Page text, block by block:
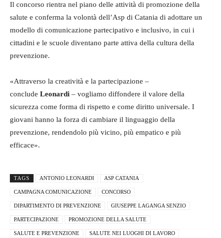
Il concorso rientra nel piano delle attività di promozione della
salute e conferma la volontà dell’Asp di Catania di adottare un
modello di comunicazione partecipativo e inclusivo, in cui i
cittadini e le scuole diventano parte attiva della cultura della
prevenzione.
«Attraverso la creatività e la partecipazione –
conclude Leonardi – vogliamo diffondere il valore della
sicurezza come forma di rispetto e come diritto universale. I
giovani hanno la forza di cambiare il linguaggio della
prevenzione, rendendolo più vicino, più empatico e più
efficace».
TAGS ANTONIO LEONARDI ASP CATANIA
CAMPAGNA COMUNICAZIONE CONCORSO
DIPARTIMENTO DI PREVENZIONE GIUSEPPE LAGANGA SENZIO
PARTECIPAZIONE PROMOZIONE DELLA SALUTE
SALUTE E PREVENZIONE SALUTE NEI LUOGHI DI LAVORO